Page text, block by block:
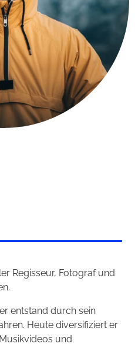
Regisseur, Fotograf und
entstand durch sein
Heute diversifiziert er
und